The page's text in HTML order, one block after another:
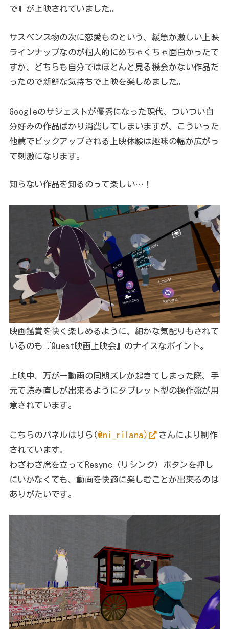
で』が上映されていました。
サスペンス物の次に恋愛ものという、緩急が激しい上映
ラインナップなのが個人的にめちゃくちゃ面白かったで
すが、どちらも自分ではほとんど見る機会がない作品だ
ったので新鮮な気持ちで上映を楽しめました。
Googleのサジェストが優秀になった現代、ついつい自
分好みの作品ばかり消費してしまいますが、こういった
他薦でピックアップされる上映体験は趣味の幅が広がっ
て刺激になります。
知らない作品を知るのって楽しい…！
映画鑑賞を快く楽しめるように、細かな気配りもされて
いるのも『Quest映画上映会』のナイスなポイント。
上映中、万が一動画の同期ズレが起きてしまった際、手
元で読み直しが出来るようにタブレット型の操作盤が用
意されています。
こちらのパネルはりら(@ni_rilana)
さんにより制作
されています。
わざわざ席を立ってResync（リシンク）ボタンを押し
にいかなくても、動画を快適に楽しむことが出来るのは
ありがたいです。